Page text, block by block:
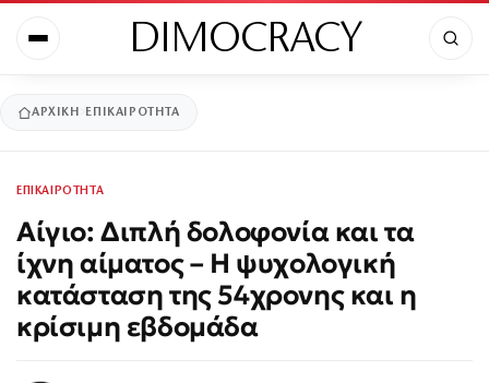
DIMOCRACY
ΑΡΧΙΚΉ ΕΠΙΚΑΙΡΟΤΗΤΑ
ΕΠΙΚΑΙΡΟΤΗΤΑ
Αίγιο: Διπλή δολοφονία και τα
ίχνη αίματος – Η ψυχολογική
κατάσταση της 54χρονης και η
κρίσιμη εβδομάδα